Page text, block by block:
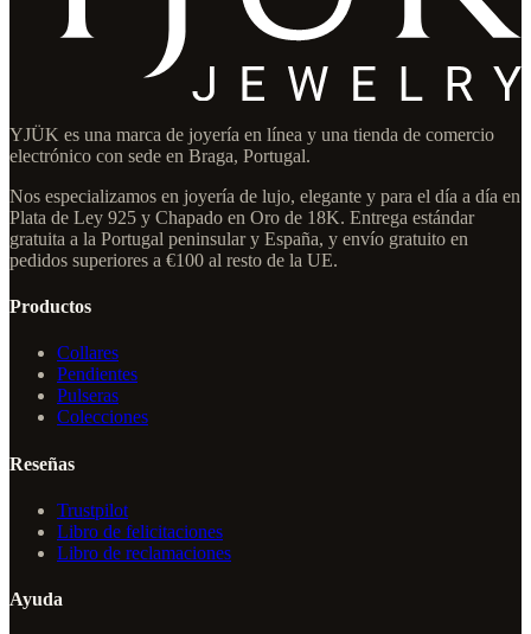
YJÜK es una marca de joyería en línea y una tienda de comercio
electrónico con sede en Braga, Portugal.
Nos especializamos en joyería de lujo, elegante y para el día a día en
Plata de Ley 925 y Chapado en Oro de 18K. Entrega estándar
gratuita a la Portugal peninsular y España, y envío gratuito en
pedidos superiores a €100 al resto de la UE.
Productos
Collares
Pendientes
Pulseras
Colecciones
Reseñas
Trustpilot
Libro de felicitaciones
Libro de reclamaciones
Ayuda